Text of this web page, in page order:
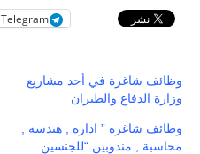
Telegram
وظائف شاغرة في أحد مشاريع
وزارة الدفاع والطيران
وظائف شاغرة ” ادارة , هندسة ,
محاسبة , مندوبين “للجنسين